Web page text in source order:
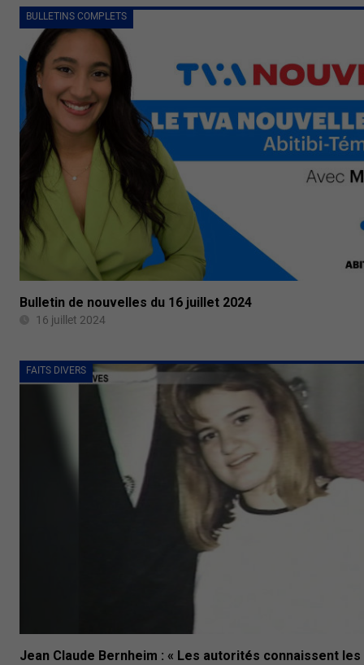
BULLETINS COMPLETS
Bulletin de nouvelles du 16 juillet 2024
16 juillet 2024
FAITS DIVERS
Jean Claude Bernheim : « Les autorités connaissent